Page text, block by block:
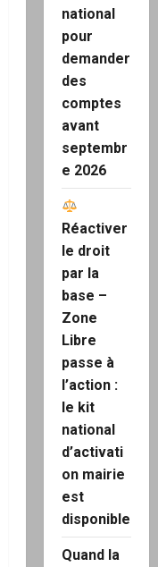
national
pour
demander
des
comptes
avant
septembr
e 2026
Réactiver
le droit
par la
base –
Zone
Libre
passe à
l’action :
le kit
national
d’activati
on mairie
est
disponible
Quand la